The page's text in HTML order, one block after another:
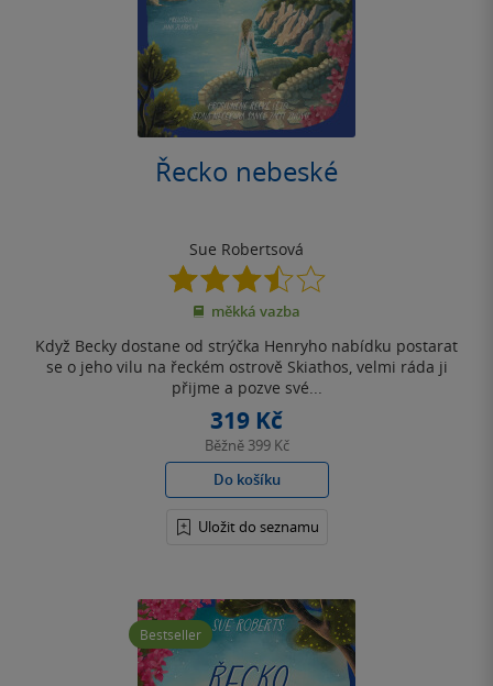
Řecko nebeské
Sue Robertsová
3.5
z
5
měkká vazba
Když Becky dostane od strýčka Henryho nabídku postarat
se o jeho vilu na řeckém ostrově Skiathos, velmi ráda ji
přijme a pozve své...
319 Kč
Běžně 399 Kč
Do košíku
Uložit do seznamu
Bestseller